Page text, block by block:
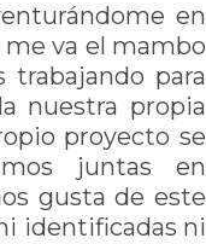
en
va el mambo
para
nuestra propia
proyecto se
juntas en
gusta de este
identificadas ni